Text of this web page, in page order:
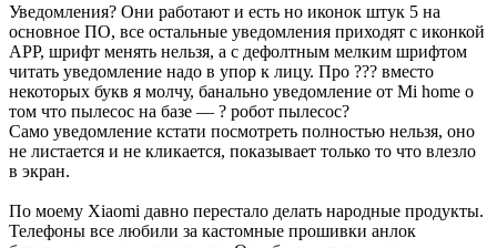
Уведомления? Они работают и есть но иконок штук 5 на
основное ПО, все остальные уведомления приходят с иконкой
APP, шрифт менять нельзя, а с дефолтным мелким шрифтом
читать уведомление надо в упор к лицу. Про ??? вместо
некоторых букв я молчу, банально уведомление от Mi home о
том что пылесос на базе — ? робот пылесос?
Само уведомление кстати посмотреть полностью нельзя, оно
не листается и не кликается, показывает только то что влезло
в экран.
По моему Xiaomi давно перестало делать народные продукты.
Телефоны все любили за кастомные прошивки анлок